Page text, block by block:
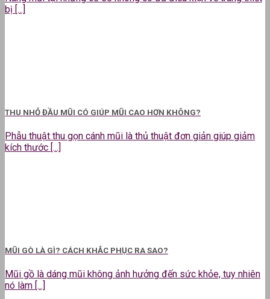
bị [...]
THU NHỎ ĐẦU MŨI CÓ GIÚP MŨI CAO HƠN KHÔNG?
Phẫu thuật thu gọn cánh mũi là thủ thuật đơn giản giúp giảm
kích thước [...]
MŨI GÒ LÀ GÌ? CÁCH KHẮC PHỤC RA SAO?
Mũi gồ là dáng mũi không ảnh hưởng đến sức khỏe, tuy nhiên
nó làm [...]